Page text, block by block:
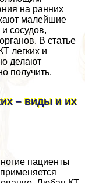
на ранних
малейшие
сосудов,
В статье
легких и
делают
получить.
– виды и их
пациенты